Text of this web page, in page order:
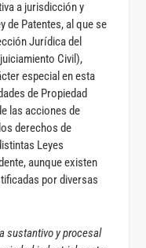
a jurisdicción y
de Patentes, al que se
Jurídica del
Civil),
especial en esta
de Propiedad
las acciones de
derechos de
Leyes
aunque existen
por diversas
sustantivo y procesal